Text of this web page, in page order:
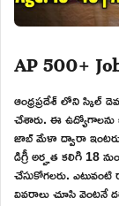
AP 500+
ఆంధ్రప్రదేశ్ లోని స్కిల్
చేశారు. ఈ
జాబ్ మేళా ద్వారా
డిగ్రీ అర్హత కలిగి 18
చేసుకోగలరు. ఎటువంటి
వివరాలు చూసి వెంటనే